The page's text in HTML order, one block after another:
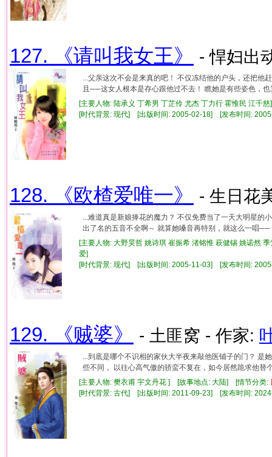
127. 《请叫我女王》 - 悍妇出
...父亲这次不会是来真的吧！ 不仅冻结他的户头，还把
且──这女人根本是存心跟他过不去！ 瞧她是有些姿色，也
[主要人物: 陆承义 丁希男 丁芷伶 尤杰 丁力行 霍惟民 江
[时代背景: 现代] [出版时间: 2005-02-18] [发布时间:
128. 《欧楂爱唯一》 - 生日花
...难道真是新娘捧花的魔力？ 不仅免费当了一天大明星
出了名的五音不全啊～ 就算她嗓音再特别，就这么一唱──
[主要人物: 大野昊哲 姚诗琪 崔振希 渚铭惟 萩健锡 姚诺
爱]
[时代背景: 现代] [出版时间: 2005-11-03] [发布时间:
129. 《贼婆》 - 土匪窝 - 作家:
...到底是哪个不识相的家伙大半夜来敲他医铺子的门？
些不同， 以往心高气傲的骄蛮不复在，如今居然跪求他替
[主要人物: 樊衣甫 宇文丹花 ] [故事地点: 大陆] [情节分类:
[时代背景: 古代] [出版时间: 2011-09-23] [发布时间: